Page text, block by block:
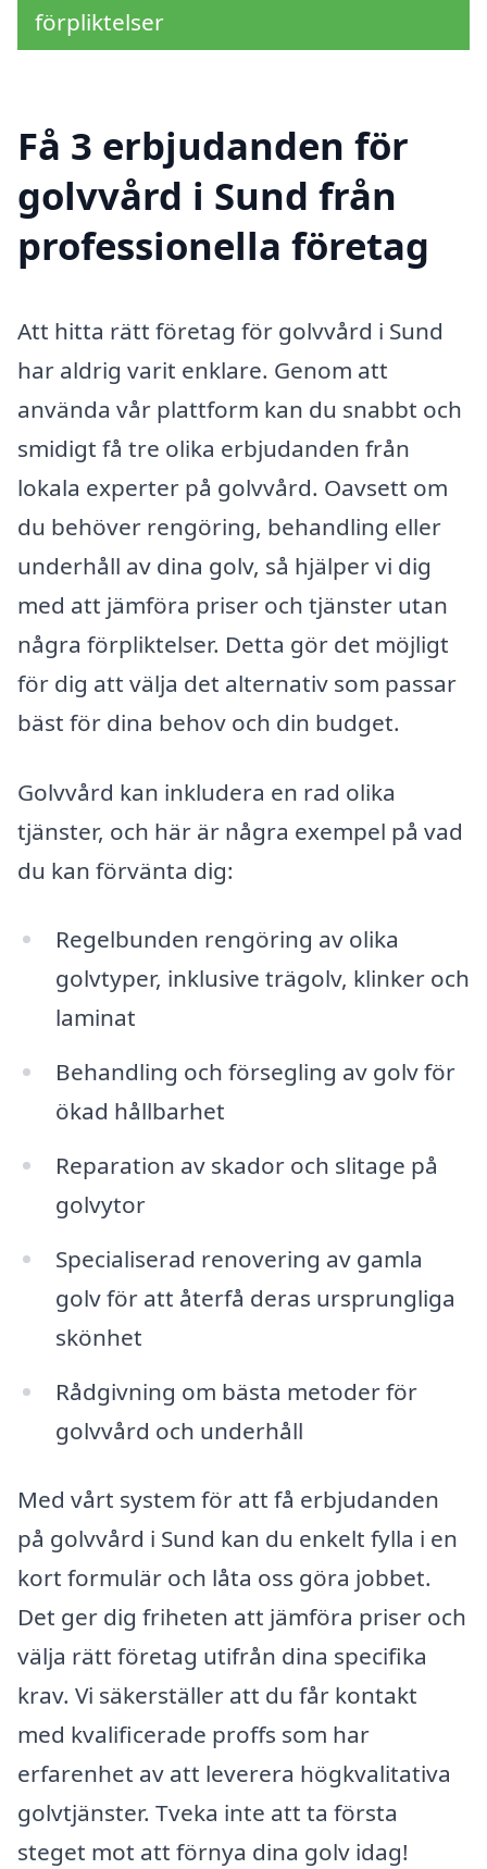
förpliktelser
Få 3 erbjudanden för
golvvård i Sund från
professionella företag
Att hitta rätt företag för golvvård i Sund
har aldrig varit enklare. Genom att
använda vår plattform kan du snabbt och
smidigt få tre olika erbjudanden från
lokala experter på golvvård. Oavsett om
du behöver rengöring, behandling eller
underhåll av dina golv, så hjälper vi dig
med att jämföra priser och tjänster utan
några förpliktelser. Detta gör det möjligt
för dig att välja det alternativ som passar
bäst för dina behov och din budget.
Golvvård kan inkludera en rad olika
tjänster, och här är några exempel på vad
du kan förvänta dig:
Regelbunden rengöring av olika
golvtyper, inklusive trägolv, klinker och
laminat
Behandling och försegling av golv för
ökad hållbarhet
Reparation av skador och slitage på
golvytor
Specialiserad renovering av gamla
golv för att återfå deras ursprungliga
skönhet
Rådgivning om bästa metoder för
golvvård och underhåll
Med vårt system för att få erbjudanden
på golvvård i Sund kan du enkelt fylla i en
kort formulär och låta oss göra jobbet.
Det ger dig friheten att jämföra priser och
välja rätt företag utifrån dina specifika
krav. Vi säkerställer att du får kontakt
med kvalificerade proffs som har
erfarenhet av att leverera högkvalitativa
golvtjänster. Tveka inte att ta första
steget mot att förnya dina golv idag!